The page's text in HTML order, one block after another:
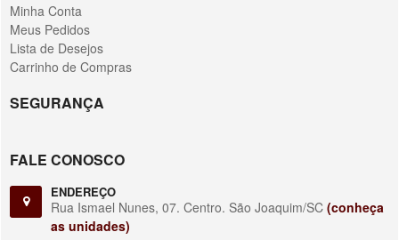
Minha Conta
Meus Pedidos
Lista de Desejos
Carrinho de Compras
SEGURANÇA
FALE CONOSCO
ENDEREÇO
Rua Ismael Nunes, 07. Centro. São Joaquim/SC (conheça
as unidades)